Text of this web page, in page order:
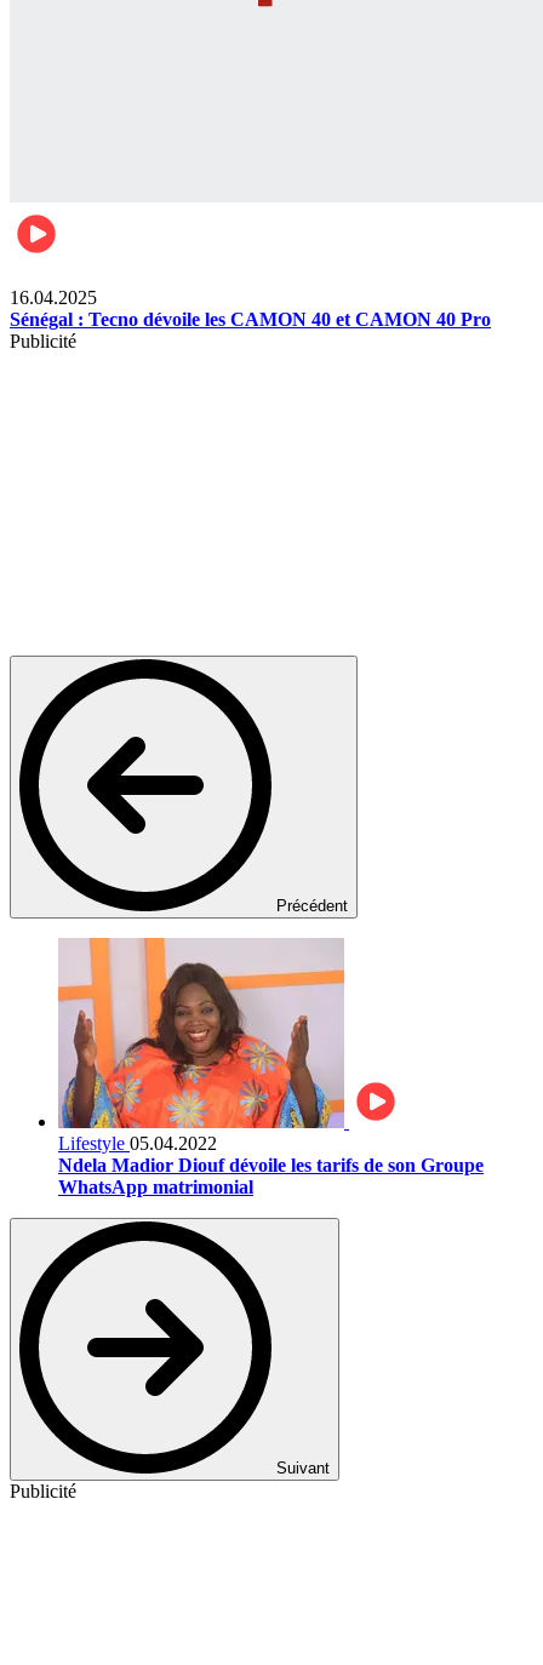
16.04.2025
Sénégal : Tecno dévoile les CAMON 40 et CAMON 40 Pro
Publicité
Précédent
Lifestyle 05.04.2022
Ndela Madior Diouf dévoile les tarifs de son Groupe
WhatsApp matrimonial
Suivant
Publicité